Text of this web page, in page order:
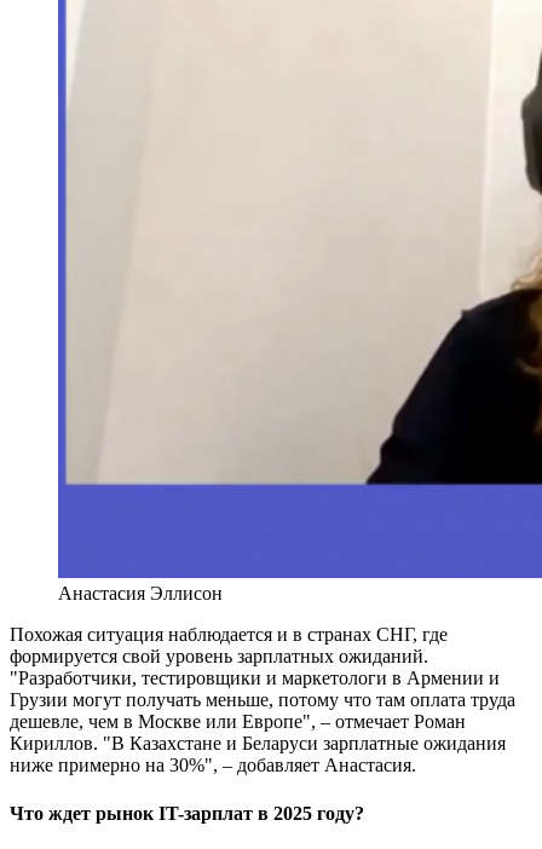
Анастасия Эллисон
Похожая ситуация наблюдается и в странах СНГ, где
формируется свой уровень зарплатных ожиданий.
"Разработчики, тестировщики и маркетологи в Армении и
Грузии могут получать меньше, потому что там оплата труда
дешевле, чем в Москве или Европе", – отмечает Роман
Кириллов. "В Казахстане и Беларуси зарплатные ожидания
ниже примерно на 30%", – добавляет Анастасия.
Что ждет рынок IT-зарплат в 2025 году?